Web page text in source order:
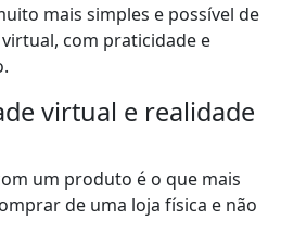
mais simples e possível de
com praticidade e
virtual e realidade
um produto é o que mais
de uma loja física e não